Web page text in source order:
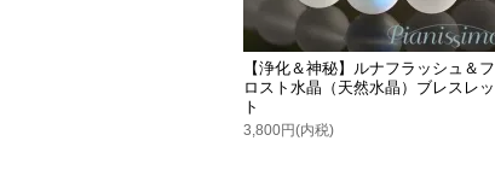
【浄化＆神秘】ルナフラッシュ＆フ
ロスト水晶（天然水晶）ブレスレッ
ト
3,800円(内税)